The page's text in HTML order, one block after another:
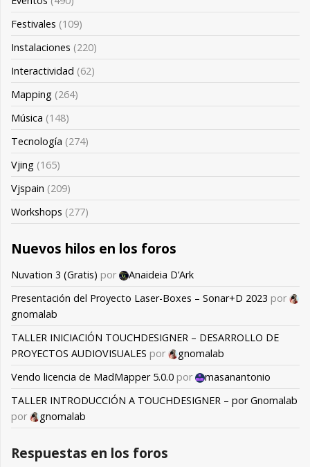
Festivales (109)
Instalaciones (220)
Interactividad (62)
Mapping (264)
Música (148)
Tecnología (274)
Vjing (165)
Vjspain (209)
Workshops (277)
Nuevos hilos en los foros
Nuvation 3 (Gratis) por
Anaideia D’Ark
Presentación del Proyecto Laser-Boxes – Sonar+D 2023 por
gnomalab
TALLER INICIACIÓN TOUCHDESIGNER – DESARROLLO DE
PROYECTOS AUDIOVISUALES por
gnomalab
Vendo licencia de MadMapper 5.0.0 por
masanantonio
TALLER INTRODUCCIÓN A TOUCHDESIGNER – por Gnomalab
por
gnomalab
Respuestas en los foros